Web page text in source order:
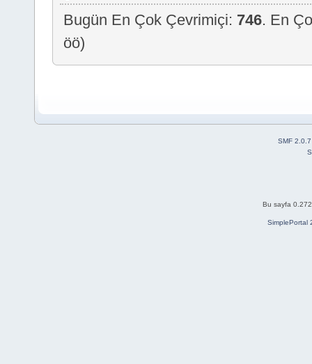
Bugün En Çok Çevrimiçi: 746. En
öö)
SMF 2.0.7
Bu sayfa
SimplePortal